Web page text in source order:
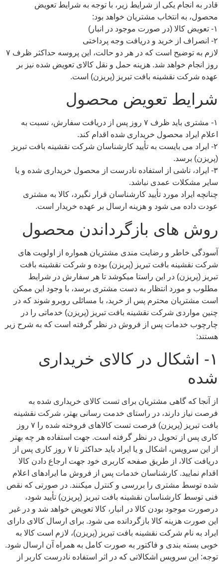
قادر به انجام یکی از شرایط زیر، با توجه به شرایط تعویض
محصول، به انتخاب مشتریان خواهد بود:
۱- تعویض کالا (در صورت موجود در انبار)
۲- انصراف از خرید و دریافت وجه پرداختی
لازم به توضیح است که در هر دو حالت، این پروسه حداکثر ظرف ۷
روز انجام خواهد شد. هزینه حمل و نقل کالای تعویض شده نیز بر
عهده شرکت نقشینه بافت تبریز (پریزن) است.
شرایط تعویض محصول
۱- مشتری باید ظرف ۷ روز پس از دریافت سفارش، نسبت به
اعلام ایراد محصول خریداری شده اقدام کند.
۲- ایراد می بایست به تأیید کارشناسان شرکت نقشینه بافت تبریز
(پریزن) برسد.
۳- ایراد، ناشی از استفاده نادرست از محصول خریداری شده و یا
سایر مشکلات عمدی نباشد.
چنانچه ایراد مورد تأیید کارشناسان قرار نگیرد، کالا به مشتری
عودت داده می شود و هزینه ارسال بر عهده خریدار است.
روش های بازگرداندن محصول
آسودگی خاطر و رضایت مندی مشتریان همواره از اولویت های
شرکت نقشینه بافت تبریز (پریزن) بوده و شرکت نقشینه بافت
تبریز (پریزن) در این راستا می‏کوشد تا هر سفارش در شرایط
مطلوب و مورد انتظار به دست مشتری برسد، با وجود این ممکن
است مشتریان محترم پس از خرید، با مسائلی روبرو شوند که در
چنین مواردی شرکت نقشینه بافت تبریز (پریزن) خدماتی را در
چارچوب خدمات پس از فروش در نظر گرفته است که به شرح زیر
هستند:
۱- اشکال در کالای خریداری
شده
از آنجا که گاهی مشتریان برای تست کالای خریداری شده به
فرصت نیاز دارند، در راستای خدمت رسانی بهتر، شرکت نقشینه
بافت تبریز (پریزن) فرصت تست کالاهای فروخته شده را ۷ روز
کاری پس از تحویل در نظر گرفته است. جهت استفاده هر چه بهتر
از این سرویس، اشکال و یا ایراد باید حداکثر تا ۷ روز کاری پس از
دریافت کالا، از طریق صفحه کاربری خود جهت ارجاع دادن کالا
اقدام نمایید. کارشناسان خدمات پس از فروش ما ایرادهای اعلام
شده توسط مشتری را بررسی و کنترل می‏کنند. در صورتی که نقص
فنی توسط کارشناسان نقشینه بافت تبریز (پریزن) تأیید شود،
درصورت موجود بودن کالا در انبار، کالا تعویض خواهد شد و در غیر
این صورت هزینه کالا بازگردانده می شود. برای ارسال کالای دارای
ایراد به نام شرکت نقشینه بافت تبریز (پریزن)، لازم است کالا به
خوبی بسته بندی و فاکتور به صورت کامل به همراه آن ارسال شود.
توجه: این سرویس اشکالاتی که در اثر استفاده نادرست کاربر از